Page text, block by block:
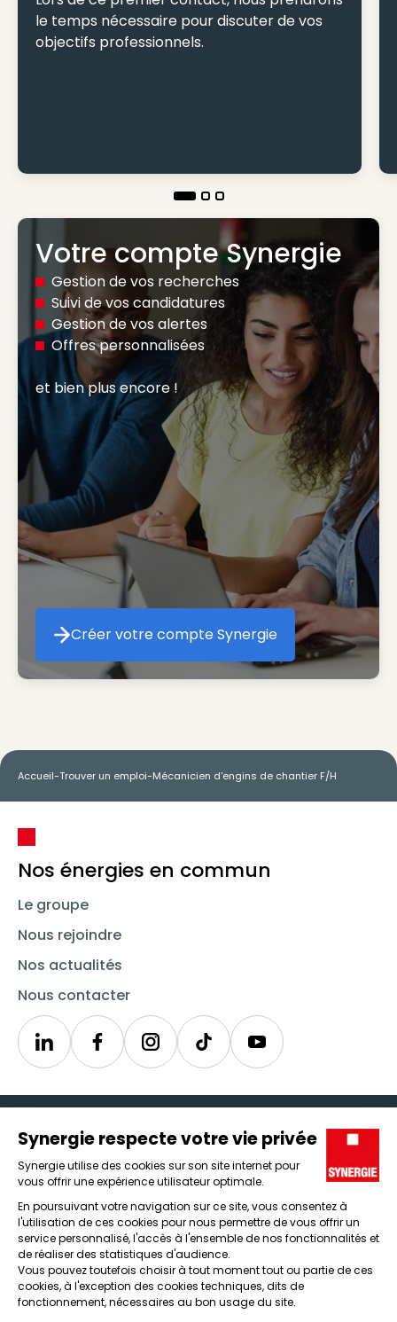
le temps nécessaire pour discuter de vos
objectifs professionnels.
Votre compte Synergie
Gestion de vos recherches
Suivi de vos candidatures
Gestion de vos alertes
Offres personnalisées
et bien plus encore !
Créer votre compte Synergie
Créer votre compte Synergie
Accueil-Trouver un emploi-Mécanicien d'engins de chantier F/H
Nos énergies en commun
Le groupe
Nous rejoindre
Nos actualités
Nous contacter
LinkedinSynergieInstagramTikTok Youtube
Icône d'illustration
Candidats
Entreprises
Icône d'illustration
Nos agences
Icône d'illustration
Conditions générales d'utilisation et mentions légales
Protection des données
Lanceur d'alertes